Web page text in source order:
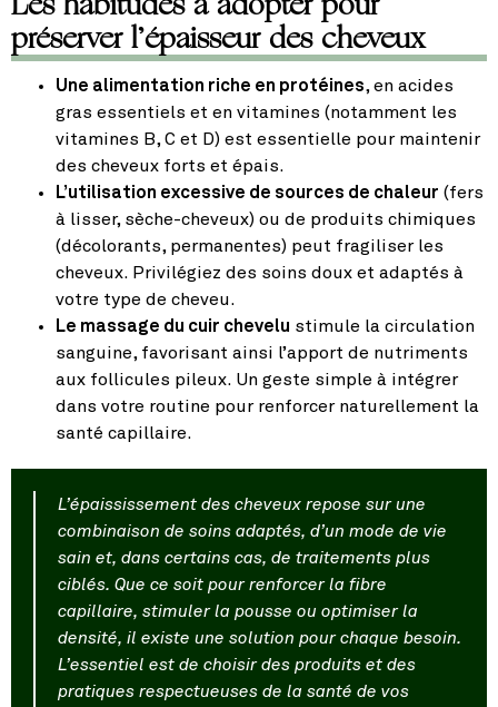
préserver l’épaisseur des cheveux
Une alimentation riche en protéines, en acides
gras essentiels et en vitamines (notamment les
vitamines B, C et D) est essentielle pour maintenir
des cheveux forts et épais.
L’utilisation excessive de sources de chaleur (fers
à lisser, sèche-cheveux) ou de produits chimiques
(décolorants, permanentes) peut fragiliser les
cheveux. Privilégiez des soins doux et adaptés à
votre type de cheveu.
Le massage du cuir chevelu stimule la circulation
sanguine, favorisant ainsi l’apport de nutriments
aux follicules pileux. Un geste simple à intégrer
dans votre routine pour renforcer naturellement la
santé capillaire.
L’épaississement des cheveux repose sur une
combinaison de soins adaptés, d’un mode de vie
sain et, dans certains cas, de traitements plus
ciblés. Que ce soit pour renforcer la fibre
capillaire, stimuler la pousse ou optimiser la
densité, il existe une solution pour chaque besoin.
L’essentiel est de choisir des produits et des
pratiques respectueuses de la santé de vos